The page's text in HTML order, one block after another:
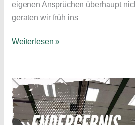
eigenen Ansprüchen überhaupt
geraten wir früh ins
Tiefpunkt
den
HSC
;
Spielbericht
Weiterlesen »